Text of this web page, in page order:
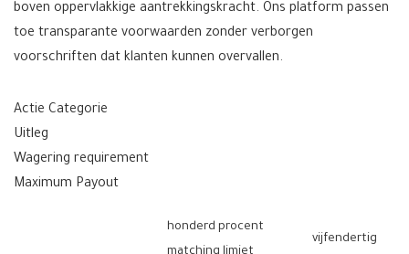
boven oppervlakkige aantrekkingskracht. Ons platform passen
toe transparante voorwaarden zonder verborgen
voorschriften dat klanten kunnen overvallen.
Actie Categorie
Uitleg
Wagering requirement
Maximum Payout
honderd procent
vijfendertig